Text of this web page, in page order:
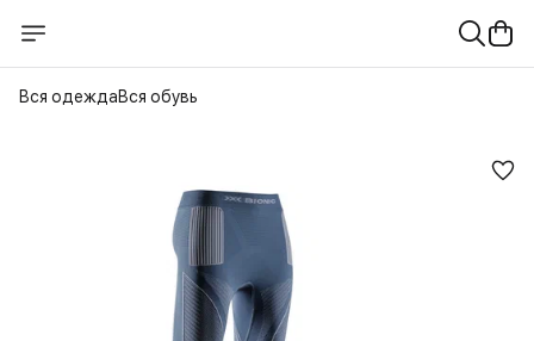
Вся одеждаВся обувь